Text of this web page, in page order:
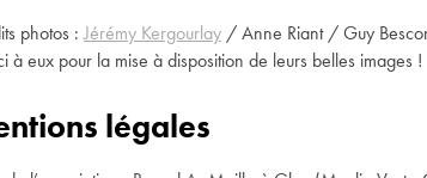
photos :Jérémy Kergourlay / Anne Riant / Guy
à eux pour la mise à disposition de leurs belles images !
légales